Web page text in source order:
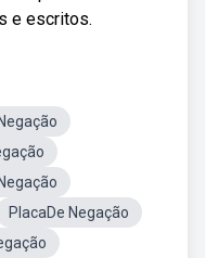
e escritos.
PlacaDe Negação